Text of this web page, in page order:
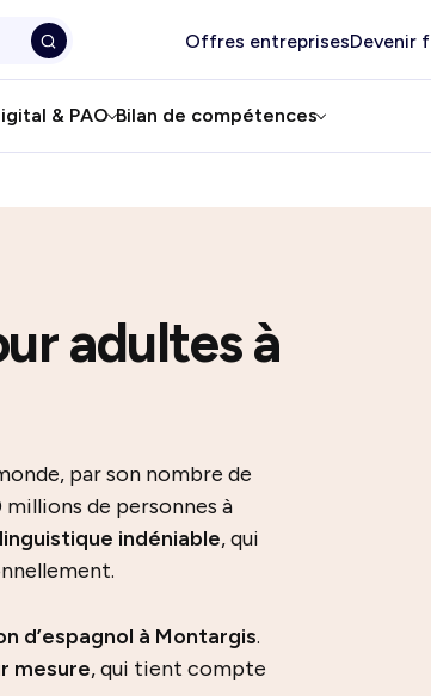
Offres entreprisesDevenir
& PAO Bilan de compétences
adultes à
par son nombre de
de personnes à
indéniable, qui
d’espagnol à Montargis.
mesure, qui tient compte